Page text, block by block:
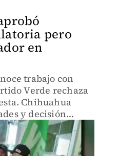
pero
en
trabajo con
Verde rechaza
Chihuahua
y decisión
quién liderará
contradicción